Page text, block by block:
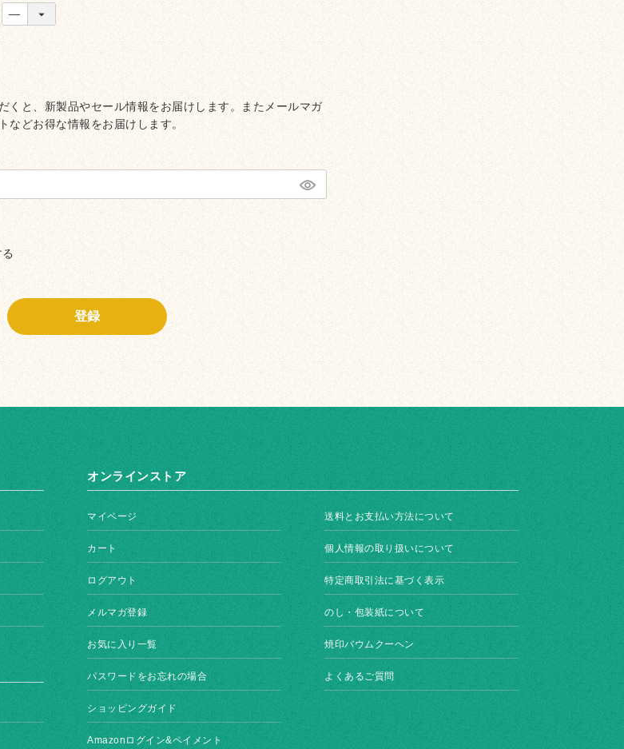
くと、新製品やセール情報をお届けします。またメールマガ
などお得な情報をお届けします。
登録
オンラインストア
マイページ
カート
ログアウト
メルマガ登録
お気に入り一覧
パスワードをお忘れの場合
ショッピングガイド
Amazonログイン&ペイメント
送料とお支払い方法について
個人情報の取り扱いについて
特定商取引法に基づく表示
のし・包装紙について
焼印バウムクーヘン
よくあるご質問